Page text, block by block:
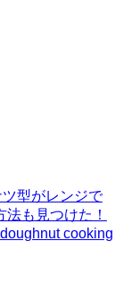
ツ型がレンジで
も見つけた！
cooking